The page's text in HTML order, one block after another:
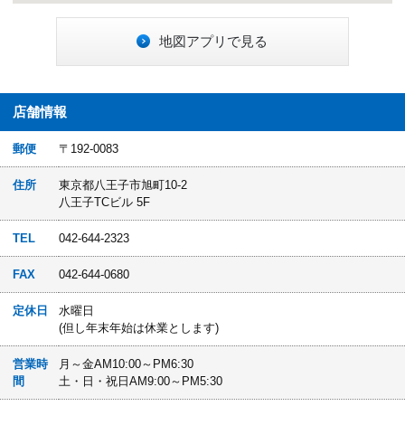
地図アプリで見る
店舗情報
郵便 〒192-0083
住所
東京都八王子市旭町10-2
八王子TCビル 5F
TEL 042-644-2323
FAX 042-644-0680
定休日
水曜日
(但し年末年始は休業とします)
営業時
間
月～金AM10:00～PM6:30
土・日・祝日AM9:00～PM5:30